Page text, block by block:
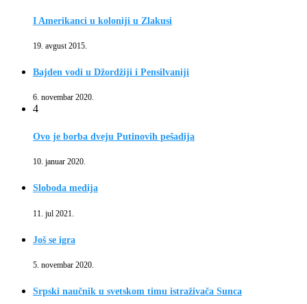
I Amerikanci u koloniji u Zlakusi
19. avgust 2015.
Bajden vodi u Džordžiji i Pensilvaniji
6. novembar 2020.
4
Ovo je borba dveju Putinovih pešadija
10. januar 2020.
Sloboda medija
11. jul 2021.
Još se igra
5. novembar 2020.
Srpski naučnik u svetskom timu istraživača Sunca